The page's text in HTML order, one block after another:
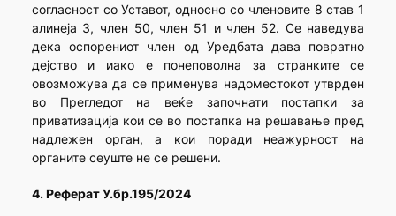
согласност со Уставот, односно со членовите 8 став 1
алинеја 3, член 50, член 51 и член 52. Се наведува
дека оспорениот член од Уредбата дава повратно
дејство и иако е понеповолна за странките се
овозможува да се применува надоместокот утврден
во Прегледот на веќе започнати постапки за
приватизација кои се во постапка на решавање пред
надлежен орган, а кои поради неажурност на
органите сеуште не се решени.
4. Реферат У.бр.195/2024